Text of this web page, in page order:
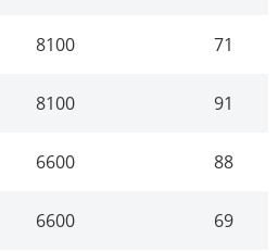
8100 71
8100 91
6600 88
6600 69